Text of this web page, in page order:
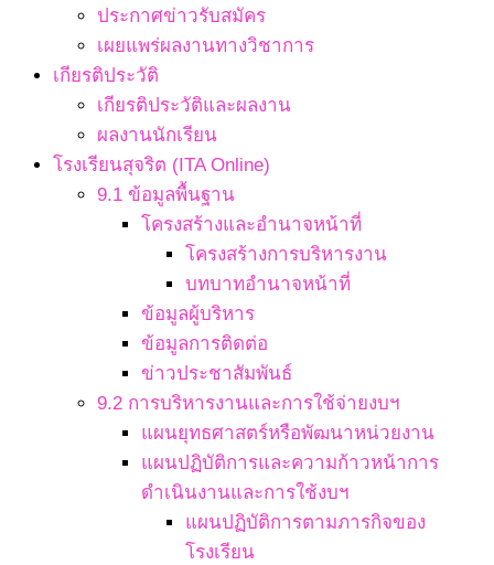
ประกาศข่าวรับสมัคร
เผยแพร่ผลงานทางวิชาการ
เกียรติประวัติ
เกียรติประวัติและผลงาน
ผลงานนักเรียน
โรงเรียนสุจริต (ITA Online)
9.1 ข้อมูลพื้นฐาน
โครงสร้างและอำนาจหน้าที่
โครงสร้างการบริหารงาน
บทบาทอำนาจหน้าที่
ข้อมูลผู้บริหาร
ข้อมูลการติดต่อ
ข่าวประชาสัมพันธ์
9.2 การบริหารงานและการใช้จ่ายงบฯ
แผนยุทธศาสตร์หรือพัฒนาหน่วยงาน
แผนปฏิบัติการและความก้าวหน้าการ
ดำเนินงานและการใช้งบฯ
แผนปฏิบัติการตามภารกิจของ
โรงเรียน